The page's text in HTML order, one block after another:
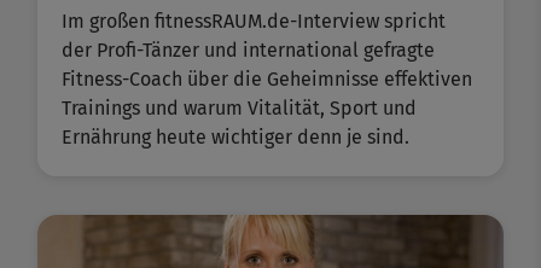
Im großen fitnessRAUM.de-Interview spricht
der Profi-Tänzer und international gefragte
Fitness-Coach über die Geheimnisse effektiven
Trainings und warum Vitalität, Sport und
Ernährung heute wichtiger denn je sind.